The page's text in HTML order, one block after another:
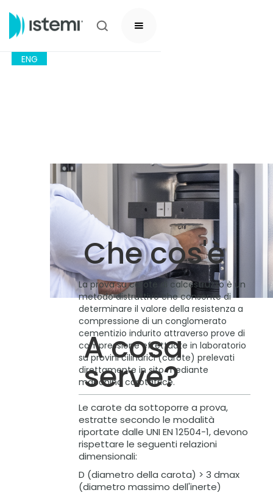
ENG
Che cos'è
La prova su carote di calcestruzzo è un
metodo distruttivo che consente di
determinare il valore della resistenza a
compressione di un conglomerato
cementizio indurito attraverso prove di
compressione effettuate in laboratorio
su provini cilindrici (carote) prelevati
direttamente in sito mediante
macchina carotatrice.
A cosa
serve?
Le carote da sottoporre a prova,
estratte secondo le modalità
riportate dalle UNI EN 12504-1, devono
rispettare le seguenti relazioni
dimensionali:
D (diametro della carota) > 3 dmax
(diametro massimo dell'inerte)